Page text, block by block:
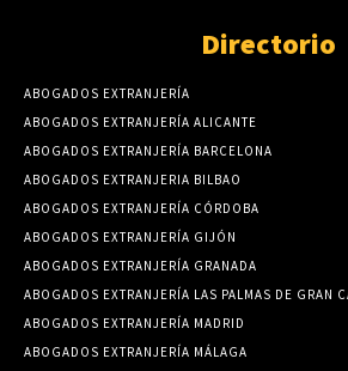
Directorio
ABOGADOS EXTRANJERÍA
ABOGADOS EXTRANJERÍA ALICANTE
ABOGADOS EXTRANJERÍA BARCELONA
ABOGADOS EXTRANJERIA BILBAO
ABOGADOS EXTRANJERÍA CÓRDOBA
ABOGADOS EXTRANJERÍA GIJÓN
ABOGADOS EXTRANJERÍA GRANADA
ABOGADOS EXTRANJERÍA LAS PALMAS DE GRAN
ABOGADOS EXTRANJERÍA MADRID
ABOGADOS EXTRANJERÍA MÁLAGA